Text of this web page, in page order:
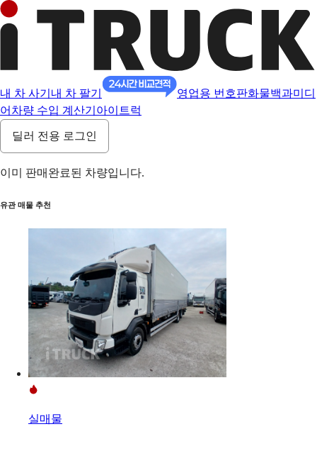
내 차 사기 내 차 팔기 영업용 번호판화물백과미디
어 차량 수입 계산기 아이트럭
딜러 전용 로그인
이미 판매완료된 차량입니다.
유관 매물 추천
실매물